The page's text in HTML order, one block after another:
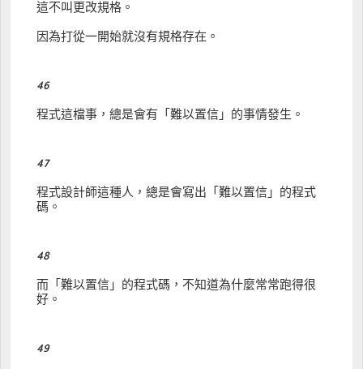
這不叫更改規格。
因為打從一開始就沒有規格存在。
46
程式這檔事，總是會有「難以置信」的事情發生。
47
程式設計師這種人，總是會寫出「難以置信」的程式
碼。
48
而「難以置信」的程式碼，不知道為什麼常常跑得很
好。
49